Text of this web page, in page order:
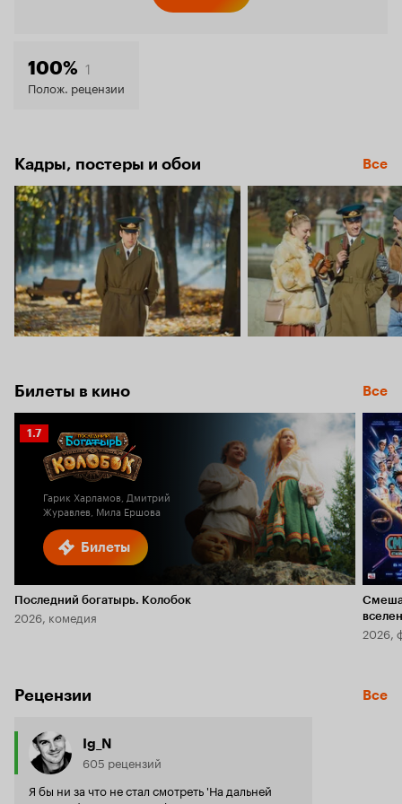
100% 1
Полож. рецензии
Кадры, постеры и обои Все
Билеты в кино Все
Билеты
Рейтинг
Кинопоиска
1.7
Гарик Харламов, Дмитрий
Журавлев, Мила Ершова
Последний богатырь. Колобок
2026, комедия
2026,
Рецензии Все
Ig_N
605 рецензий
Я бы ни за что не стал смотреть 'На дальней